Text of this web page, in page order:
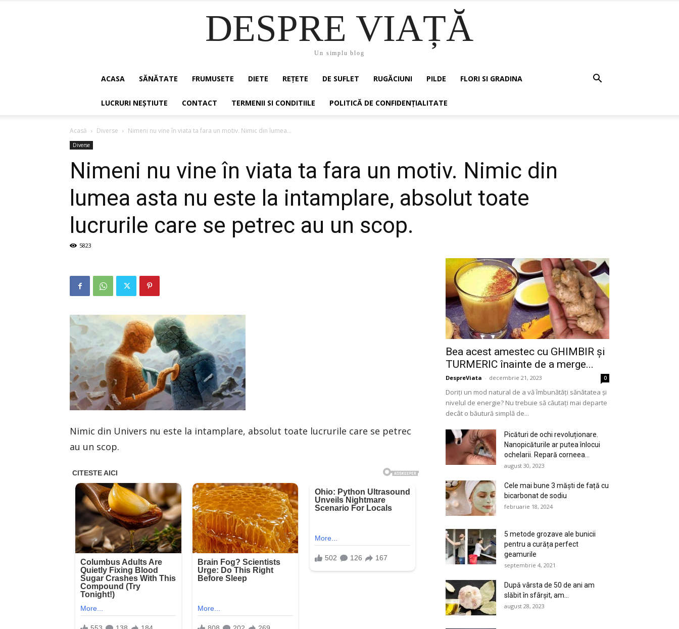
DESPRE VIAȚĂ
Un simplu blog
ACASA SĂNĂTATE FRUMUSETE DIETE REȚETE DE SUFLET RUGĂCIUNI PILDE FLORI SI GRADINA
LUCRURI NEȘTIUTE CONTACT TERMENII SI CONDITIILE POLITICĂ DE CONFIDENȚIALITATE
Acasă Diverse Nimeni nu vine în viata ta fara un motiv. Nimic din lumea...
Diverse
Nimeni nu vine în viata ta fara un motiv. Nimic din
lumea asta nu este la intamplare, absolut toate
lucrurile care se petrec au un scop.
5823
Nimic din Univers nu este la intamplare, absolut toate lucrurile care se petrec
au un scop.
Bea acest amestec cu GHIMBIR și
TURMERIC înainte de a merge...
DespreViata - decembrie 21, 2023 0
Doriți un mod natural de a vă îmbunătăți sănătatea și
nivelul de energie? Nu trebuie să căutați mai departe
decât o băutură simplă de...
Picături de ochi revoluționare.
Nanopicăturile ar putea înlocui
ochelarii. Repară corneea...
august 30, 2023
Cele mai bune 3 măști de față cu
bicarbonat de sodiu
februarie 18, 2024
5 metode grozave ale bunicii
pentru a curăța perfect
geamurile
septembrie 4, 2021
După vârsta de 50 de ani am
slăbit în sfârșit, am...
august 28, 2023